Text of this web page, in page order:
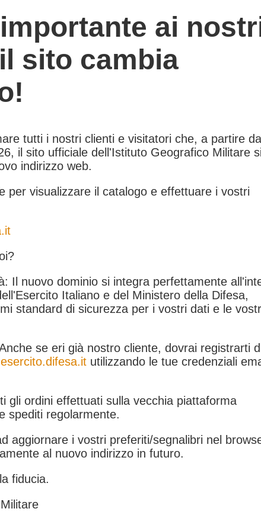
ai
sito cambia
tutti i nostri clienti e visitatori che, a partire dal
il sito ufficiale dell'Istituto Geografico Militare si
indirizzo web.
per visualizzare il catalogo e effettuare i vostri
Il nuovo dominio si integra perfettamente
Italiano e del Ministero della Difesa,
standard di sicurezza per i vostri dati e le
se eri già nostro cliente, dovrai registrarti
utilizzando le tue credenziali
gli ordini effettuati sulla vecchia piattaforma
spediti regolarmente.
aggiornare i vostri preferiti/segnalibri nel
al nuovo indirizzo in futuro.
fiducia.